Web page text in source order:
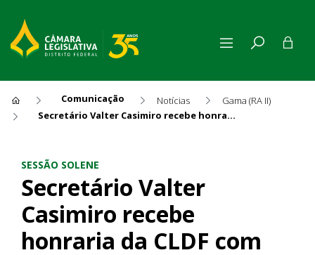
Comunicação Notícias
Gama (RA II)
Secretário Valter Casimiro recebe honraria da CLDF com elogios a sua trajetória e compromisso com o DF
SESSÃO SOLENE
Secretário Valter
Casimiro recebe
honraria da CLDF com